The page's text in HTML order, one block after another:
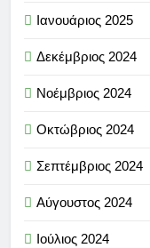
Ιανουάριος 2025
Δεκέμβριος 2024
Νοέμβριος 2024
Οκτώβριος 2024
Σεπτέμβριος 2024
Αύγουστος 2024
Ιούλιος 2024